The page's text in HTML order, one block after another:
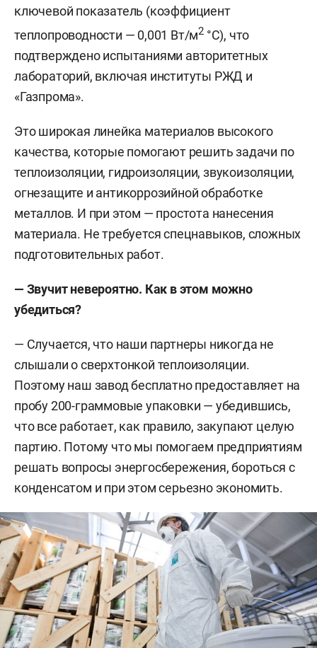
ключевой показатель (коэффициент
теплопроводности — 0,001 Вт/м2 °C), что
подтверждено испытаниями авторитетных
лабораторий, включая институты РЖД и
«Газпрома».
Это широкая линейка материалов высокого
качества, которые помогают решить задачи по
теплоизоляции, гидроизоляции, звукоизоляции,
огнезащите и антикоррозийной обработке
металлов. И при этом — простота нанесения
материала. Не требуется спецнавыков, сложных
подготовительных работ.
— Звучит невероятно. Как в этом можно
убедиться?
— Случается, что наши партнеры никогда не
слышали о сверхтонкой теплоизоляции.
Поэтому наш завод бесплатно предоставляет на
пробу 200-граммовые упаковки — убедившись,
что все работает, как правило, закупают целую
партию. Потому что мы помогаем предприятиям
решать вопросы энергосбережения, бороться с
конденсатом и при этом серьезно экономить.